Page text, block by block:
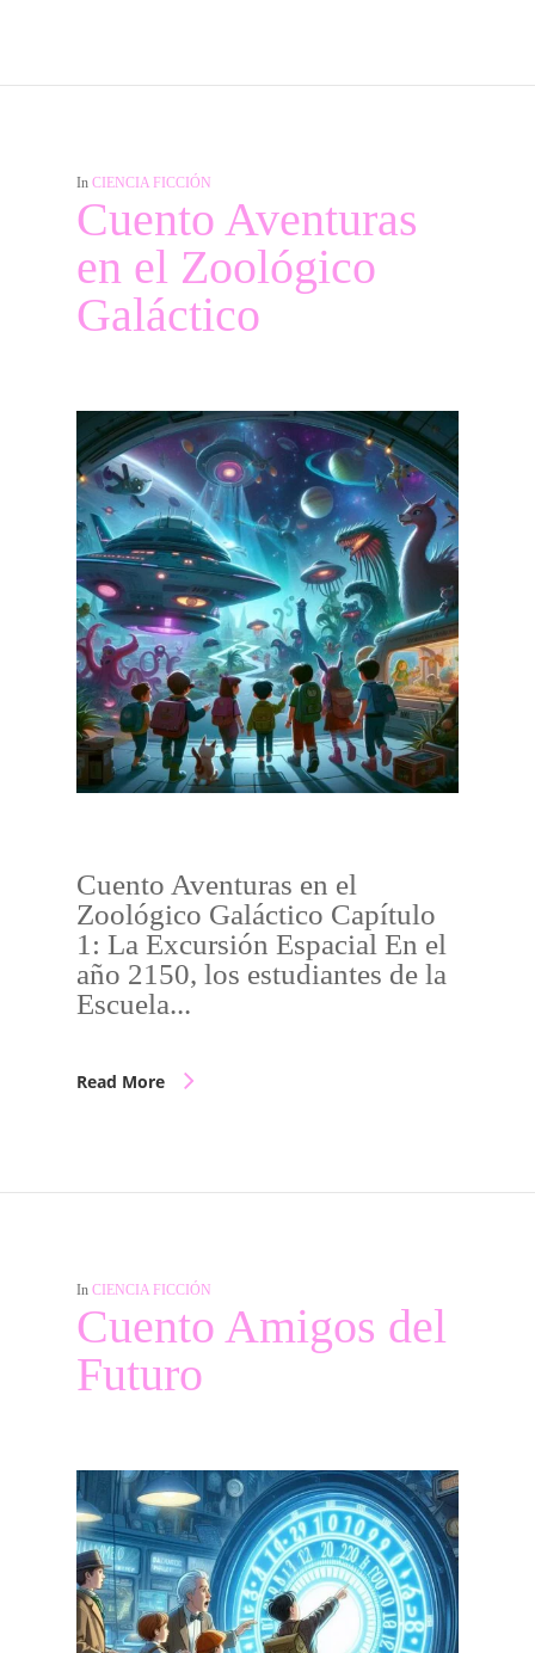
In CIENCIA FICCIÓN
Cuento Aventuras
en el Zoológico
Galáctico
Cuento Aventuras en el
Zoológico Galáctico Capítulo
1: La Excursión Espacial En el
año 2150, los estudiantes de la
Escuela...
Read More
In CIENCIA FICCIÓN
Cuento Amigos del
Futuro